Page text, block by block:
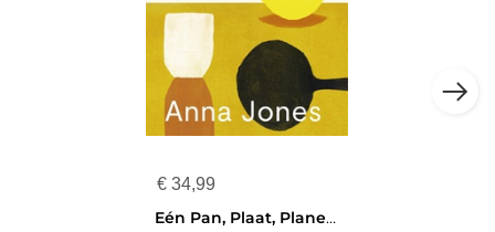
€ 34,99
Eén Pan, Plaat, Planeet